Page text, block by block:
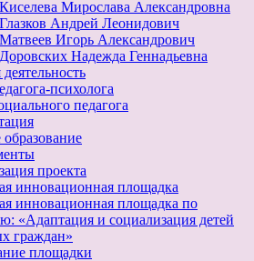
Киселева Мирослава Александровна
Глазков Андрей Леонидович
Матвеев Игорь Александрович
Доровских Надежда Геннадьевна
психолога
педагога
проекта
инновационная площадка
инновационная площадка по
«Адаптация и социализация детей
граждан»
площадки